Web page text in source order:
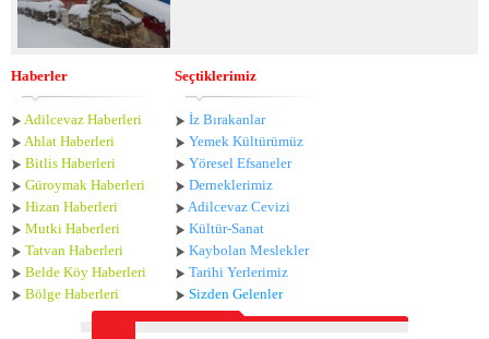
Haberler
Adilcevaz Haberleri
Ahlat Haberleri
Bitlis Haberleri
Güroymak Haberleri
Hizan Haberleri
Mutki Haberleri
Tatvan Haberleri
Belde Köy Haberleri
Bölge Haberleri
Seçtiklerimiz
İz Bırakanlar
Yemek Kültürümüz
Yöresel Efsaneler
Derneklerimiz
Adilcevaz Cevizi
Kültür-Sanat
Kaybolan Meslekler
Tarihi Yerlerimiz
Sizden Gelenler